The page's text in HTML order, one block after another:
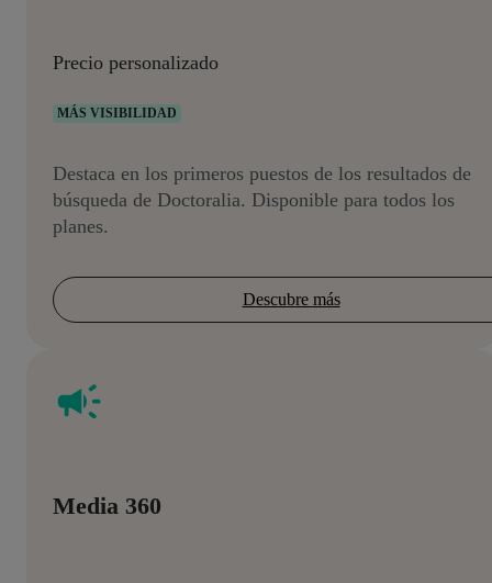
Precio personalizado
MÁS VISIBILIDAD
Destaca en los primeros puestos de los resultados de
búsqueda de Doctoralia. Disponible para todos los
planes.
Descubre más
Media 360